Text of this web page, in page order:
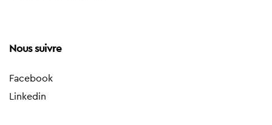
Nous suivre
Facebook
Linkedin